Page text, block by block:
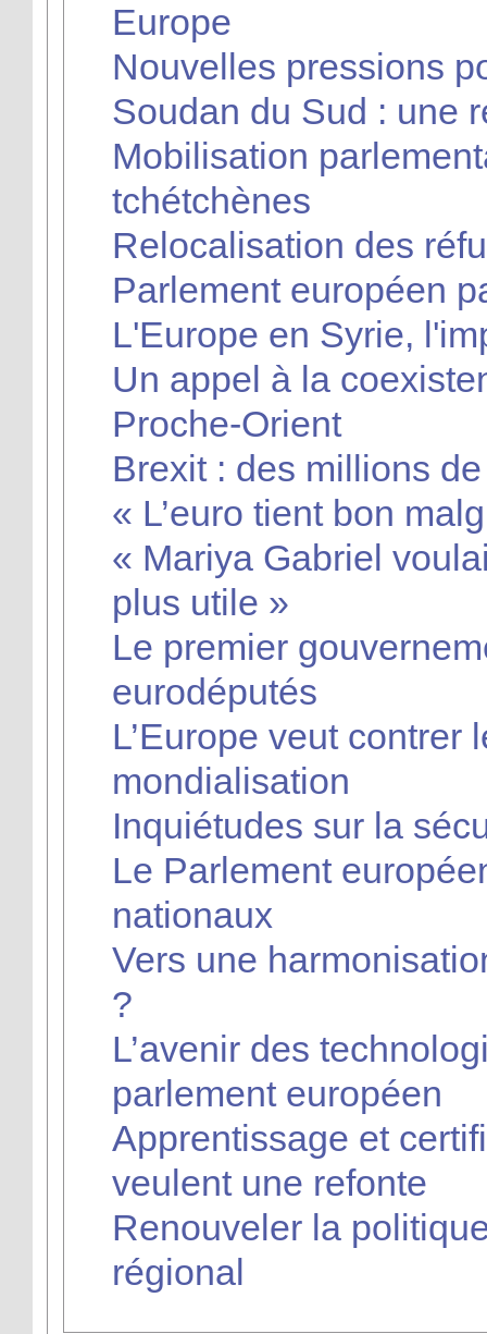
Europe
Nouvelles pressions
Soudan du Sud : une
Mobilisation
tchétchènes
Relocalisation des
Parlement européen
L'Europe en Syrie,
Un appel à la
Proche-Orient
Brexit : des millions
« L’euro tient bon
« Mariya Gabriel
plus utile »
Le premier
eurodéputés
L’Europe veut contrer
mondialisation
Inquiétudes sur la
Le Parlement
nationaux
Vers une
?
L’avenir des
parlement européen
Apprentissage et
veulent une refonte
Renouveler la
régional